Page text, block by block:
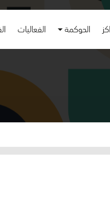
الحوكمة الفعاليات